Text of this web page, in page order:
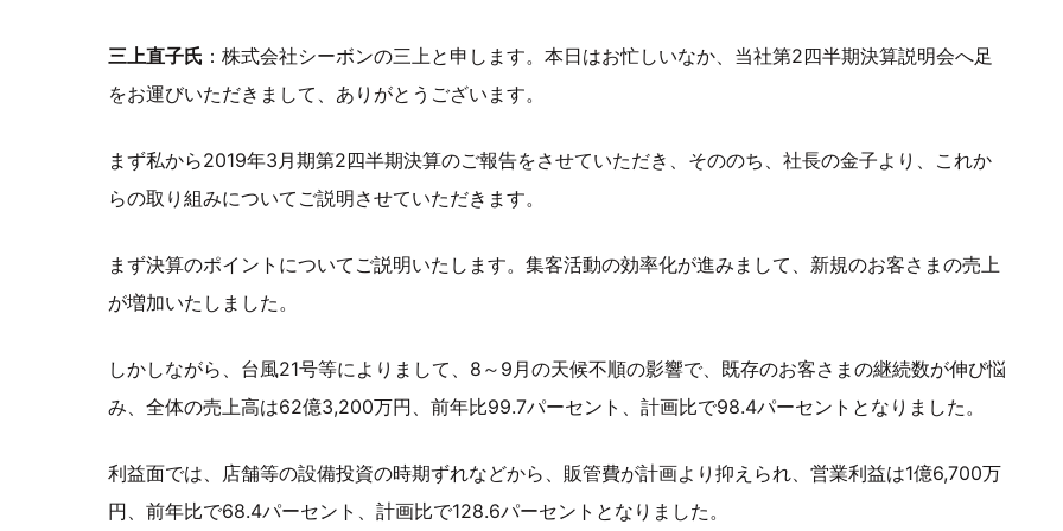
三上直子氏 ：株式会社シーボンの三上と申します。本日はお忙しいなか、当社第2四半期決算説明会へ足
をお運びいただきまして、ありがとうございます。
まず私から2019年3月期第2四半期決算のご報告をさせていただき、そののち、社長の金子より、これか
らの取り組みについてご説明させていただきます。
まず決算のポイントについてご説明いたします。集客活動の効率化が進みまして、新規のお客さまの売上
が増加いたしました。
しかしながら、台風21号等によりまして、8～9月の天候不順の影響で、既存のお客さまの継続数が伸び悩
み、全体の売上高は62億3,200万円、前年比99.7パーセント、計画比で98.4パーセントとなりました。
利益面では、店舗等の設備投資の時期ずれなどから、販管費が計画より抑えられ、営業利益は1億6,700万
円、前年比で68.4パーセント、計画比で128.6パーセントとなりました。